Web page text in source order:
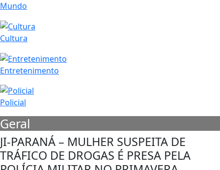
Mundo
Cultura
Entretenimento
Policial
Geral
JI-PARANÁ – MULHER SUSPEITA DE
TRÁFICO DE DROGAS É PRESA PELA